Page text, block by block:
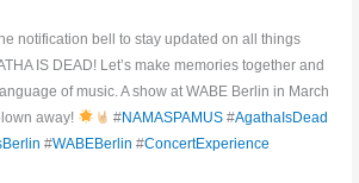
notification bell to stay updated on all things
IS DEAD! Let’s make memories together and
of music. A show at WABE Berlin in March
away!
#NAMASPAMUS #AgathaIsDead
#WABEBerlin #ConcertExperience